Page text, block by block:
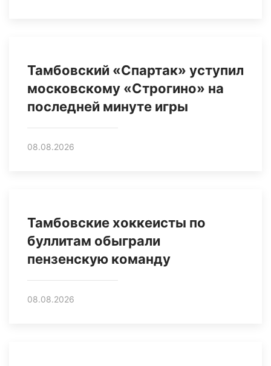
Тамбовский «Спартак» уступил
московскому «Строгино» на
последней минуте игры
08.08.2026
Тамбовские хоккеисты по
буллитам обыграли
пензенскую команду
08.08.2026